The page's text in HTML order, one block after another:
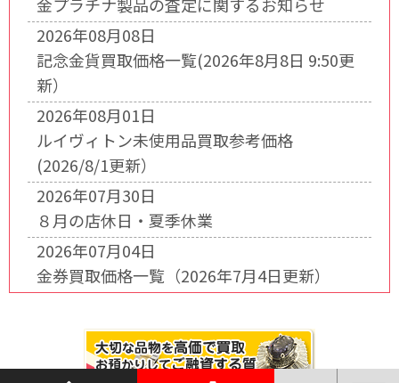
2026年08月08日
記念金貨買取価格一覧(2026年8月8日 9:50更
新）
2026年08月01日
ルイヴィトン未使用品買取参考価格
(2026/8/1更新）
2026年07月30日
８月の店休日・夏季休業
2026年07月04日
金券買取価格一覧（2026年7月4日更新）